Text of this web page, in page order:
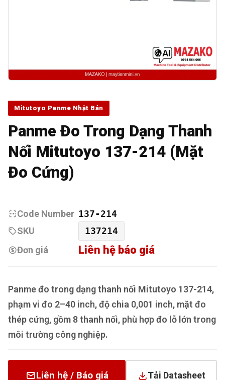
Mitutoyo Panme Nhật Bản
Panme Đo Trong Dạng Thanh
Nối Mitutoyo 137-214 (Mặt
Đo Cứng)
Code Number 137-214
SKU
137214
Đơn giá
Liên hệ báo giá
Panme đo trong dạng thanh nối Mitutoyo 137-214,
phạm vi đo 2–40 inch, độ chia 0,001 inch, mặt đo
thép cứng, gồm 8 thanh nối, phù hợp đo lỗ lớn trong
môi trường công nghiệp.
Liên hệ / Báo giá Tải Datasheet